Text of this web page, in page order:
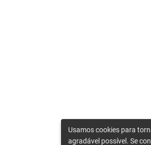
Usamos cookies para
agradável possível. Se